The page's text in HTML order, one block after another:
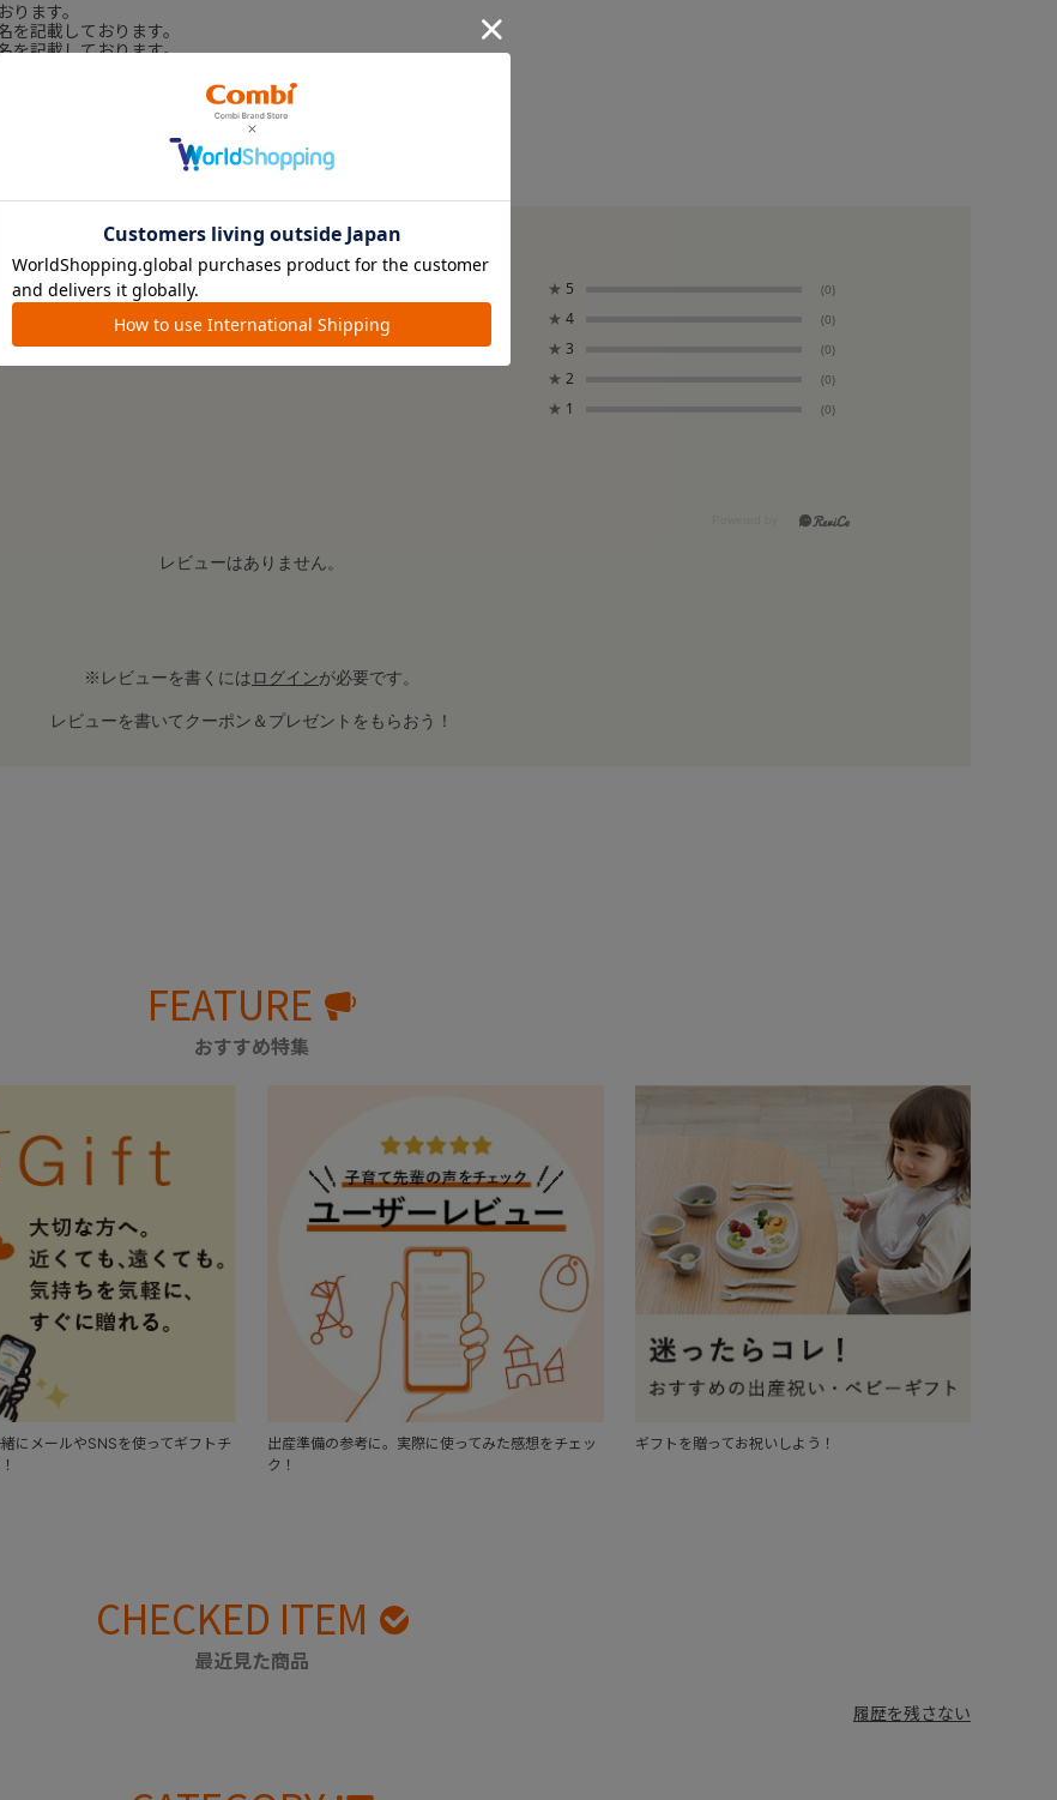
ます。
記載しております。
を記載しております。
USER REVIEW
ユーザーレビュー
0.0
レビュー件数：0件
★ 5 (0)
★ 4 (0)
★ 3 (0)
★ 2 (0)
★ 1 (0)
レビューはありません。
※レビューを書くにはログインが必要です。
レビューを書いてクーポン＆プレゼントをもらおう！
FEATURE
おすすめ特集
にメールやSNSを使ってギフトチ
出産準備の参考に。実際に使ってみた感想をチェッ
ク！
ギフトを贈ってお祝いしよう！
CHECKED ITEM
最近見た商品
履歴を残さない